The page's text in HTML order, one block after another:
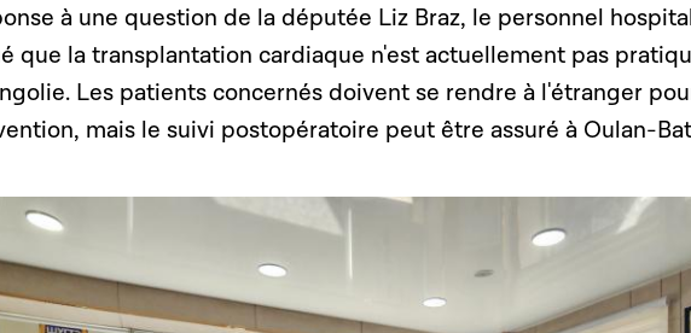
à une question de la députée Liz Braz, le personnel
que la transplantation cardiaque n'est actuellement pas
Les patients concernés doivent se rendre à l'étranger
mais le suivi postopératoire peut être assuré à Oulan-